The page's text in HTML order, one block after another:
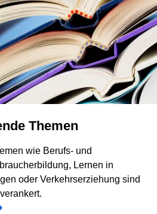
Themen
wie Berufs- und
Lernen in
oder Verkehrserziehung sind